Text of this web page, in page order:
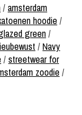
/amsterdam
hoodie /
green/
/Navy
/streetwear for
zoodie /